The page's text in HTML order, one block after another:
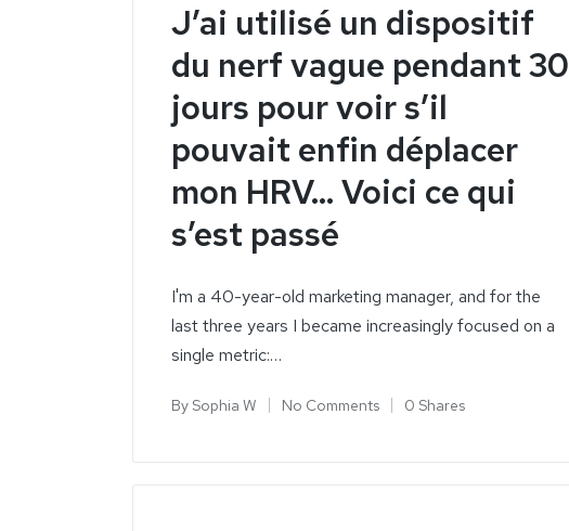
J’ai utilisé un dispositif
du nerf vague pendant 30
jours pour voir s’il
pouvait enfin déplacer
mon HRV... Voici ce qui
s’est passé
I'm a 40-year-old marketing manager, and for the
last three years I became increasingly focused on a
single metric:…
BySophia W No Comments 0 Shares